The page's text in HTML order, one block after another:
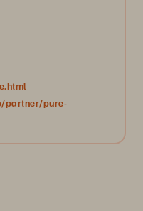
partner/pure-